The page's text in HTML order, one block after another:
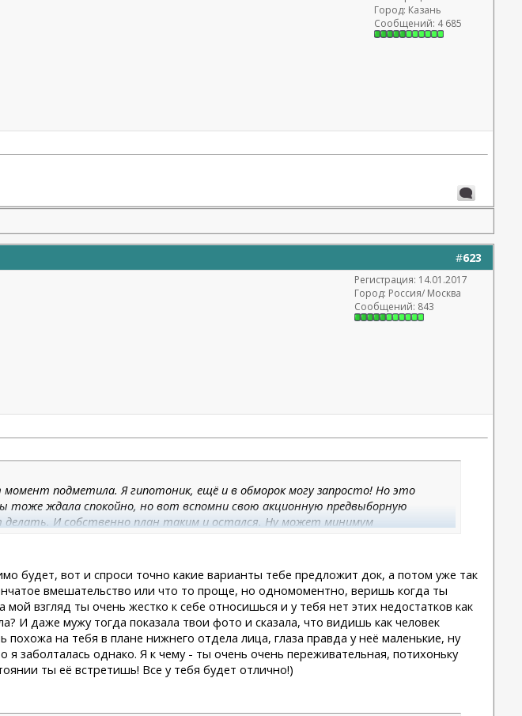
Город: Казань
Сообщений: 4 685
#623
Регистрация: 14.01.2017
Город: Россия/ Москва
Сообщений: 843
подметила. Я гипотоник, ещё и в обморок могу запросто! Но это
тоже ждала спокойно, но вот вспомни свою акционную предвыборную
И собственно план таким и остался. Ну может минимум
На консультации РА чётко сказал, что ему нужно моё КТ и по нему уже
просто двухчелюстная остеотомия или мини чин винг. Мини чин винг
И вот последний вариант мне прям душу греет, а глядя на тебя греет он в
ужасы...
будет, вот и спроси точно какие варианты тебе предложит док, а потом уже так
вмешательство или что то проще, но одномоментно, веришь когда ты
взгляд ты очень жестко к себе относишься и у тебя нет этих недостатков как
И даже мужу тогда показала твои фото и сказала, что видишь как человек
на тебя в плане нижнего отдела лица, глаза правда у неё маленькие, ну
заболталась однако. Я к чему - ты очень очень переживательная, потихоньку
ты её встретишь! Все у тебя будет отлично!)